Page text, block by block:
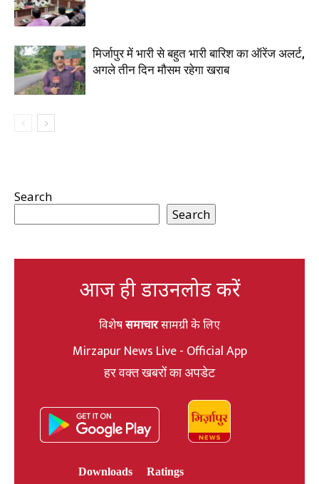
मिर्जापुर में भारी से बहुत भारी बारिश का ऑरेंज अलर्ट,
अगले तीन दिन मौसम रहेगा खराब
Search
Search
आज ही डाउनलोड करें
विशेषसमाचारसामग्री के लिए
Mirzapur News Live - Official App
हर वक्त खबरों का अपडेट
Downloads
Ratings